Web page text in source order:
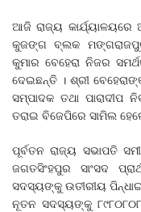
ଆଜି ରାଜ୍ୟ
କୁଜଙ୍ଗ ବ୍ଲକ
କୁମାର ବେହେରା ନିଜର
ଦେଇଛନ୍ତି । ଶ୍ରୀ
ସମ୍ପାଦକ ତଥା ପାରାଦୀପ
ତରାଇ ବିଜେପିରେ ସାମିଲ
ପୂର୍ବତନ ରାଜ୍ୟ ସଭାପତି
ଜଗତସିଂହପୁର ସାଂସଦ
ସଦସ୍ୟଙ୍କୁ ଉତୀରୀୟ
ନୂତନ ସଦସ୍ୟଙ୍କୁ